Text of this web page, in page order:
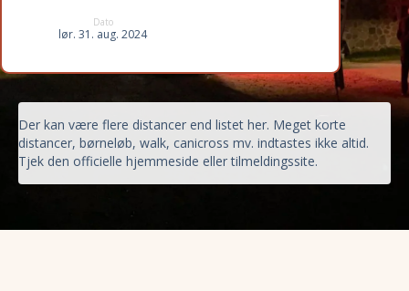
Dato
lør. 31. aug. 2024
Der kan være flere distancer end listet her. Meget korte
distancer, børneløb, walk, canicross mv. indtastes ikke altid.
Tjek den officielle hjemmeside eller tilmeldingssite.